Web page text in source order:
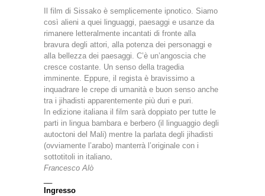
Il film di Sissako è semplicemente ipnotico. Siamo
così alieni a quei linguaggi, paesaggi e usanze da
rimanere letteralmente incantati di fronte alla
bravura degli attori, alla potenza dei personaggi e
alla bellezza dei paesaggi. C’è un’angoscia che
cresce costante. Un senso della tragedia
imminente. Eppure, il regista è bravissimo a
inquadrare le crepe di umanità e buon senso anche
tra i jihadisti apparentemente più duri e puri.
In edizione italiana il film sarà doppiato per tutte le
parti in lingua bambara e berbero (il linguaggio degli
autoctoni del Mali) mentre la parlata degli jihadisti
(ovviamente l’arabo) manterrà l’originale con i
sottotitoli in italiano
Francesco Alò
Ingresso